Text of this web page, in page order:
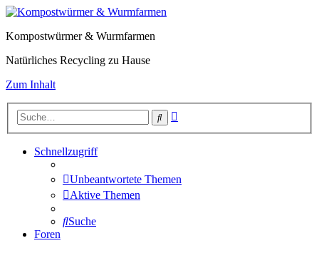
Kompostwürmer & Wurmfarmen
Natürliches Recycling zu Hause
Zum Inhalt
Suche
Schnellzugriff
Unbeantwortete Themen
Aktive Themen
Suche
Foren